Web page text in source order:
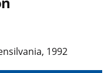
1992